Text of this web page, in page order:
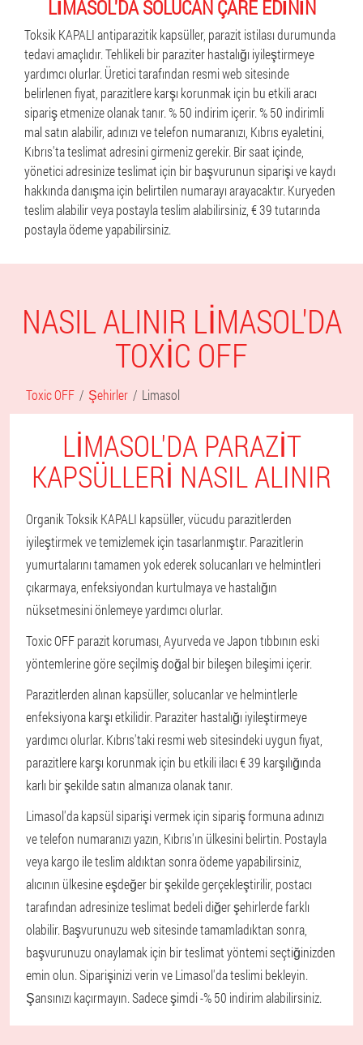
LIMASOL'DA SOLUCAN ÇARE EDININ
Toksik KAPALI antiparazitik kapsüller, parazit istilası durumunda
tedavi amaçlıdır. Tehlikeli bir paraziter hastalığı iyileştirmeye
yardımcı olurlar. Üretici tarafından resmi web sitesinde
belirlenen fiyat, parazitlere karşı korunmak için bu etkili aracı
sipariş etmenize olanak tanır. % 50 indirim içerir. % 50 indirimli
mal satın alabilir, adınızı ve telefon numaranızı, Kıbrıs eyaletini,
Kıbrıs'ta teslimat adresini girmeniz gerekir. Bir saat içinde,
yönetici adresinize teslimat için bir başvurunun siparişi ve kaydı
hakkında danışma için belirtilen numarayı arayacaktır. Kuryeden
teslim alabilir veya postayla teslim alabilirsiniz, € 39 tutarında
postayla ödeme yapabilirsiniz.
NASIL ALINIR LIMASOL'DA
TOXIC OFF
Toxic OFF Şehirler Limasol
LIMASOL'DA PARAZIT
KAPSÜLLERI NASIL ALINIR
Organik Toksik KAPALI kapsüller, vücudu parazitlerden
iyileştirmek ve temizlemek için tasarlanmıştır. Parazitlerin
yumurtalarını tamamen yok ederek solucanları ve helmintleri
çıkarmaya, enfeksiyondan kurtulmaya ve hastalığın
nüksetmesini önlemeye yardımcı olurlar.
Toxic OFF parazit koruması, Ayurveda ve Japon tıbbının eski
yöntemlerine göre seçilmiş doğal bir bileşen bileşimi içerir.
Parazitlerden alınan kapsüller, solucanlar ve helmintlerle
enfeksiyona karşı etkilidir. Paraziter hastalığı iyileştirmeye
yardımcı olurlar. Kıbrıs'taki resmi web sitesindeki uygun fiyat,
parazitlere karşı korunmak için bu etkili ilacı € 39 karşılığında
karlı bir şekilde satın almanıza olanak tanır.
Limasol'da kapsül siparişi vermek için sipariş formuna adınızı
ve telefon numaranızı yazın, Kıbrıs'ın ülkesini belirtin. Postayla
veya kargo ile teslim aldıktan sonra ödeme yapabilirsiniz,
alıcının ülkesine eşdeğer bir şekilde gerçekleştirilir, postacı
tarafından adresinize teslimat bedeli diğer şehirlerde farklı
olabilir. Başvurunuzu web sitesinde tamamladıktan sonra,
başvurunuzu onaylamak için bir teslimat yöntemi seçtiğinizden
emin olun. Siparişinizi verin ve Limasol'da teslimi bekleyin.
Şansınızı kaçırmayın. Sadece şimdi -% 50 indirim alabilirsiniz.